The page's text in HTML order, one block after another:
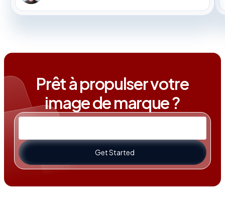
Prêt à propulser votre
image de marque ?
Get Started